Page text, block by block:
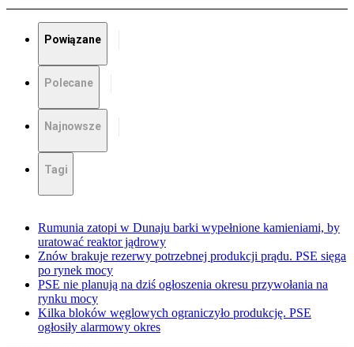
Powiązane
Polecane
Najnowsze
Tagi
Rumunia zatopi w Dunaju barki wypełnione kamieniami, by
uratować reaktor jądrowy
Znów brakuje rezerwy potrzebnej produkcji prądu. PSE sięga
po rynek mocy
PSE nie planują na dziś ogłoszenia okresu przywołania na
rynku mocy
Kilka bloków węglowych ograniczyło produkcję. PSE
ogłosiły alarmowy okres